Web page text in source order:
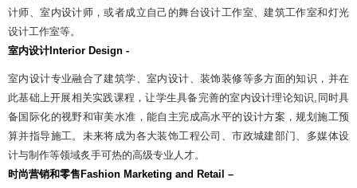
计师、室内设计师，或者成立自己的舞台设计工作室、建筑工作室和灯光
设计工作室等。
室内设计Interior Design -
室内设计专业融合了建筑学、室内设计、装饰装修等多方面的知识，并在
此基础上开展相关实践课程，让学生具备完善的室内设计理论知识 同时具
备国际化的视野和审美水准，能自主完成高水平的设计方案，规划施工预
算并指导施工。未来将成为各大装饰工程公司、市政城建部门、多媒体设
计与制作等领域炙手可热的高级专业人才。
时尚营销和零售Fashion Marketing and Retail –